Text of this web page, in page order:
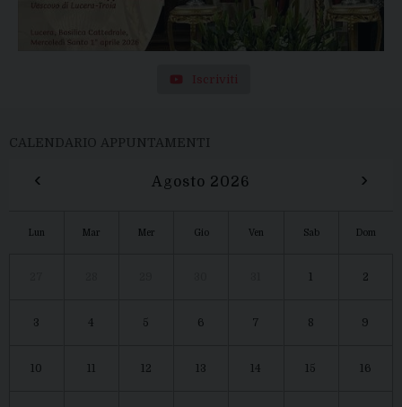
Iscriviti
CALENDARIO APPUNTAMENTI
‹ Agosto 2026 ›
Lun Mar Mer Gio Ven Sab Dom
2
3 4 5 6 7 8 9
10 12 13 14 15 16